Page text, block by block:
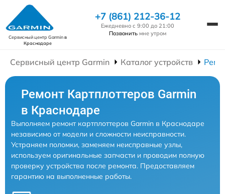
Сервисный центр Garminв
Краснодаре
+7 (861) 212-36-12
Ежедневно с 9:00 до 21:00
Позвонить мне утром
Сервисный центр Garmin Каталог устройств
Ремонт Картплоттеров Garmin
в Краснодаре
Выполняем ремонт картплоттеров Garmin в Краснодаре
независимо от модели и сложности неисправности.
Устраняем поломки, заменяем неисправные узлы,
используем оригинальные запчасти и проводим полную
проверку устройства после ремонта. Предоставляем
гарантию на выполненные работы.